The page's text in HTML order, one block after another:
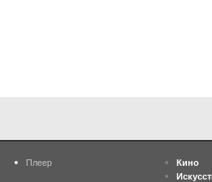
Плеер
Кино